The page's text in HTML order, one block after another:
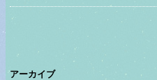
アーカイブ